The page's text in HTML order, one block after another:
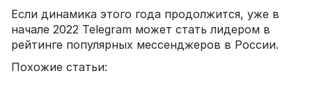
Если динамика этого года продолжится, уже в
начале 2022 Telegram может стать лидером в
рейтинге популярных мессенджеров в России.
Похожие статьи: